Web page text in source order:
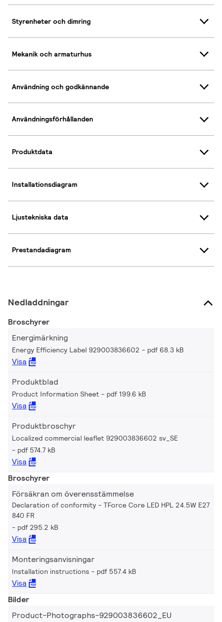
Styrenheter och dimring
Mekanik och armaturhus
Användning och godkännande
Användningsförhållanden
Produktdata
Installationsdiagram
Ljustekniska data
Prestandadiagram
Nedladdningar
Broschyrer
Energimärkning
Energy Efficiency Label 929003836602 pdf 68.3 kB
Visa
Produktblad
Product Information Sheet pdf 199.6 kB
Visa
Produktbroschyr
Localized commercial leaflet 929003836602 sv_SE
pdf 574.7 kB
Visa
Broschyrer
Försäkran om överensstämmelse
Declaration of conformity - TForce Core LED HPL 24.5W E27
840 FR
pdf 295.2 kB
Visa
Monteringsanvisningar
Installation instructions pdf 557.4 kB
Visa
Bilder
Product-Photographs-929003836602_EU